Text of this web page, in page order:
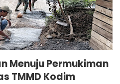
Menuju Permukiman
TMMD Kodim